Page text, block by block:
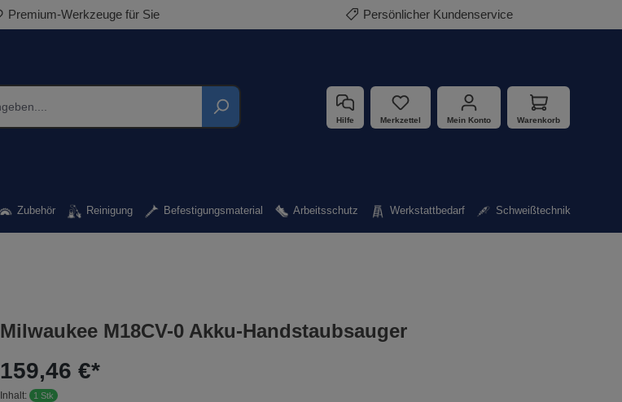
Premium-Werkzeuge für Sie Persönlicher Kundenservice
Hilfe Merkzettel Mein Konto Warenkorb
Zubehör Reinigung Befestigungsmaterial Arbeitsschutz Werkstattbedarf Schweißtechnik
Milwaukee M18CV-0 Akku-Handstaubsauger
159,46 €*
Inhalt: 1 Stk